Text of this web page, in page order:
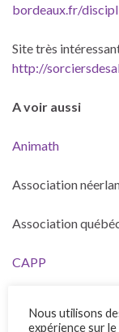
bordeaux.fr/
Site très
http://
A voir aussi
Animath
Association
Association
CAPP
mathématiques
Nous utilisons
expérience sur